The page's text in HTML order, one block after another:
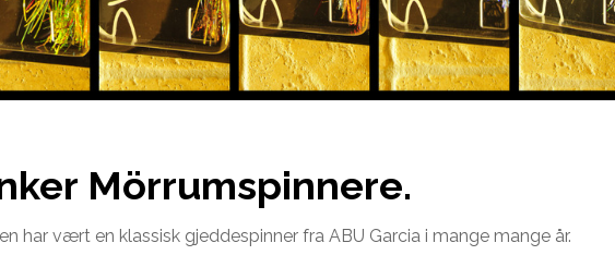
Mörrumspinnere.
har vært en klassisk gjeddespinner fra ABU Garcia i mange mange år.